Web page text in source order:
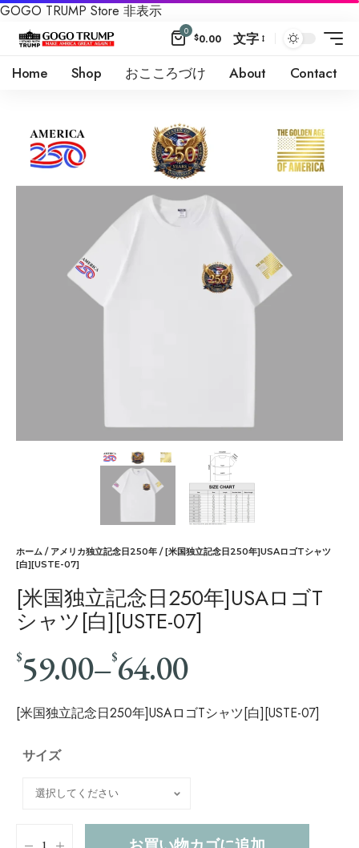
GOGO TRUMP Store 非表示
0
$0.00 文字
Home Shop おこころづけ About Contact
ホーム / アメリカ独立記念日250年 / [米国独立記念日250年]USAロゴTシャツ
[白][USTE-07]
[米国独立記念日250年]USAロゴT
シャツ[白][USTE-07]
$59.00–$64.00
[米国独立記念日250年]USAロゴTシャツ[白][USTE-07]
サイズ